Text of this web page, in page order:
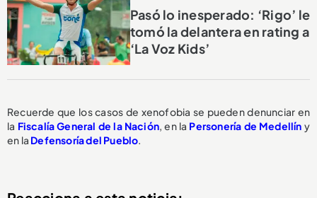
Pasó lo inesperado: ‘Rigo’ le
tomó la delantera en rating a
‘La Voz Kids’
Recuerde que los casos de xenofobia se pueden denunciar en
la Fiscalía General de la Nación, en la Personería de Medellín y
en la Defensoría del Pueblo.